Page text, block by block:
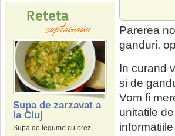
Supa de zarzavat a
la Cluj
Supa de legume cu orez,
Parerea
ganduri,
In curand
si de
Vom fi
unitatile